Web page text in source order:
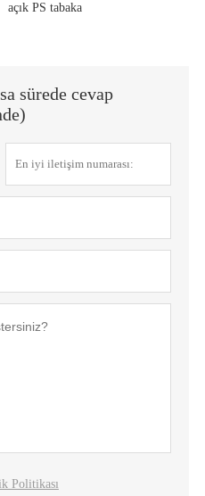
açık PS tabaka
sürede cevap
Politikası